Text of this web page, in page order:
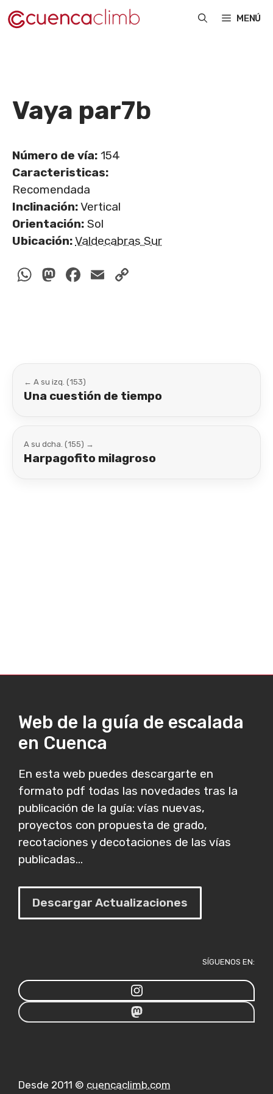
Saltar
al
MENÚ
Vaya par7b
Número de vía: 154
Caracteristicas:
Recomendada
Inclinación:Vertical
Orientación: Sol
Ubicación:Valdecabras Sur
WhatsApp
Mastodon
Facebook
Email
← A su izq. (153)
Una cuestión de tiempo
A su dcha. (155) →
Harpagofito milagroso
Web de la guía de escalada
en Cuenca
En esta web puedes descargarte en
formato pdf todas las novedades tras la
publicación de la guía: vías nuevas,
proyectos con propuesta de grado,
recotaciones y decotaciones de las vías
publicadas...
Descargar Actualizaciones
SÍGUENOS EN:
Desde 2011 © cuencaclimb.com